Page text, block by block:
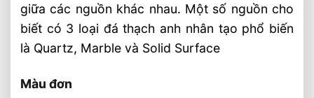
giữa các nguồn khác nhau. Một số nguồn cho
biết có 3 loại đá thạch anh nhân tạo phổ biến
là Quartz, Marble và Solid Surface
Màu đơn